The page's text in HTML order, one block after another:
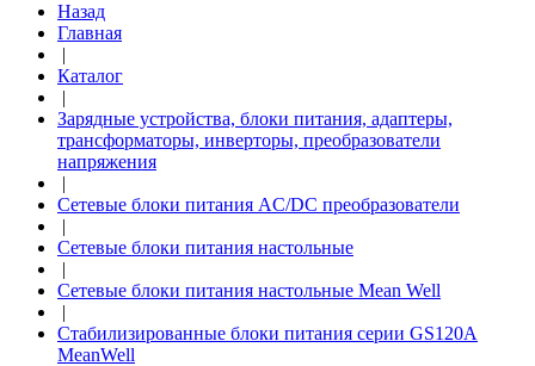
Назад
Главная
|
Каталог
|
Зарядные устройства, блоки питания, адаптеры,
трансформаторы, инверторы, преобразователи
напряжения
|
Сетевые блоки питания AC/DC преобразователи
|
Сетевые блоки питания настольные
|
Сетевые блоки питания настольные Mean Well
|
Стабилизированные блоки питания серии GS120A
MeanWell